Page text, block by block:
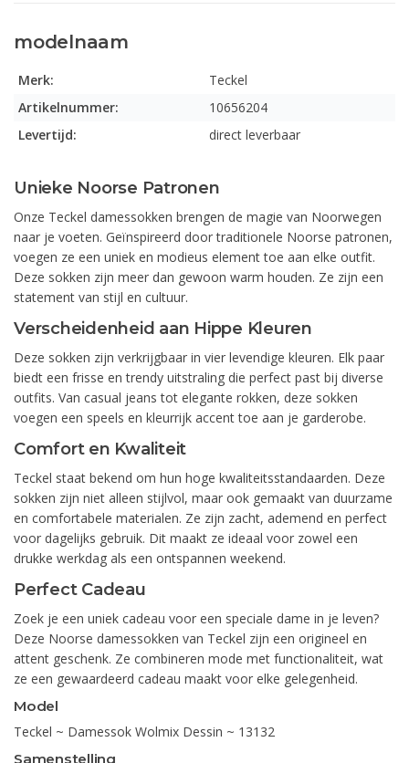
modelnaam
Merk:
Teckel
Artikelnummer:
10656204
Levertijd:
direct leverbaar
Unieke Noorse Patronen
Onze Teckel damessokken brengen de magie van Noorwegen
naar je voeten. Geïnspireerd door traditionele Noorse patronen,
voegen ze een uniek en modieus element toe aan elke outfit.
Deze sokken zijn meer dan gewoon warm houden. Ze zijn een
statement van stijl en cultuur.
Verscheidenheid aan Hippe Kleuren
Deze sokken zijn verkrijgbaar in vier levendige kleuren. Elk paar
biedt een frisse en trendy uitstraling die perfect past bij diverse
outfits. Van casual jeans tot elegante rokken, deze sokken
voegen een speels en kleurrijk accent toe aan je garderobe.
Comfort en Kwaliteit
Teckel staat bekend om hun hoge kwaliteitsstandaarden. Deze
sokken zijn niet alleen stijlvol, maar ook gemaakt van duurzame
en comfortabele materialen. Ze zijn zacht, ademend en perfect
voor dagelijks gebruik. Dit maakt ze ideaal voor zowel een
drukke werkdag als een ontspannen weekend.
Perfect Cadeau
Zoek je een uniek cadeau voor een speciale dame in je leven?
Deze Noorse damessokken van Teckel zijn een origineel en
attent geschenk. Ze combineren mode met functionaliteit, wat
ze een gewaardeerd cadeau maakt voor elke gelegenheid.
Model
Teckel ~ Damessok Wolmix Dessin ~ 13132
Samenstelling